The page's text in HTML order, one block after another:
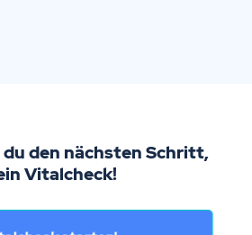
den nächsten Schritt,
Vitalcheck!